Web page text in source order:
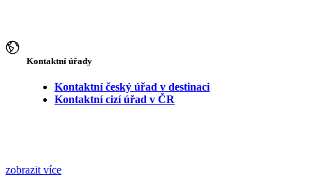
Kontaktní úřady
Kontaktní český úřad v destinaci
Kontaktní cizí úřad v ČR
zobrazit více